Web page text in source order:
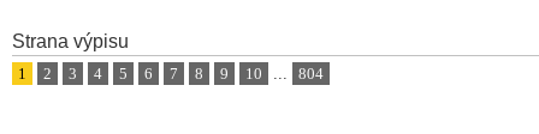
Strana výpisu
1 2 3 4 5 6 7 8 9 10 ... 804